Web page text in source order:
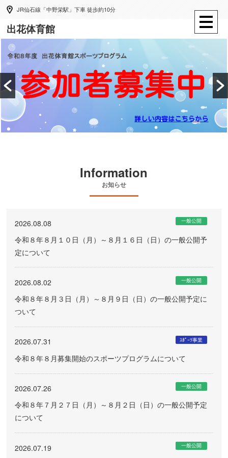
JR仙石線「中野栄駅」下車 徒歩約10分
出花体育館
Information
お知らせ
2026.08.08 一般公開
令和８年８月１０日（月）～８月１６日（日）の一般公開予
定について
2026.08.02 一般公開
令和８年８月３日（月）～８月９日（日）の一般公開予定に
ついて
2026.07.31 ｽﾎﾟｰﾂ事業
令和８年８月募集開始のスポーツプログラムについて
2026.07.26 一般公開
令和８年７月２７日（月）～８月２日（日）の一般公開予定
について
2026.07.19 一般公開